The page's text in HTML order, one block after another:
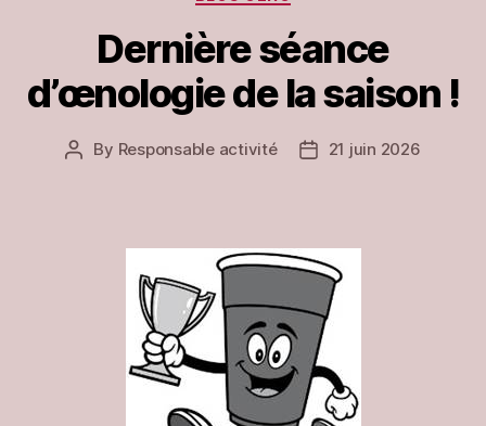
Dernière séance
d’œnologie de la saison !
Post
By Responsable activité
Post21 juin 2026